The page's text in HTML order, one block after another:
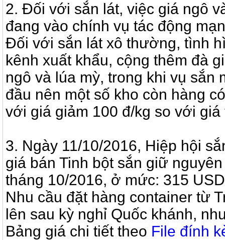
2. Đối với sắn lát, việc giá ngô
đang vào chính vụ tác động
Đối với sắn lát xô thường, tình
kênh xuất khẩu, cộng thêm đà
ngô và lúa mỳ, trong khi vụ sắn
đầu nên một số kho còn hàng
với giá giảm 100 đ/kg so với
3. Ngày ​11​​/10/2016, Hiệp hội
giá bán Tinh bột sắn giữ
tháng 10/2016, ở mức: 315
Nhu cầu đặt hàng container từ
lên sau kỳ nghỉ Quốc khánh,
Bảng giá chi tiết theo File đính